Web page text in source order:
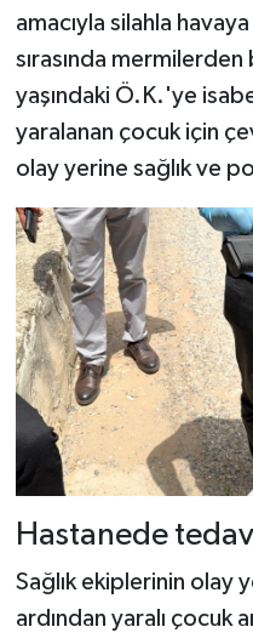
amacıyla silahla
sırasında
yaşındaki Ö.K.'ye
yaralanan çocuk için
olay yerine sağlık ve
Hastanede
Sağlık ekiplerinin olay
ardından yaralı çocuk